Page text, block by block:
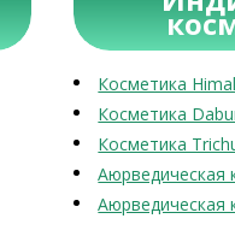
Косметика
Косметика
Косметика
Аюрведическая
Аюрведическая